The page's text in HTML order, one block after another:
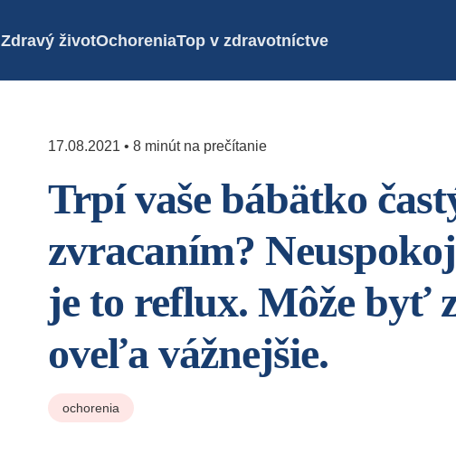
Zdravý životOchoreniaTop v zdravotníctve
17.08.2021 • 8 minút na prečítanie
Trpí vaše bábätko
zvracaním?
je to reflux. Môže byť
oveľa vážnejšie.
ochorenia